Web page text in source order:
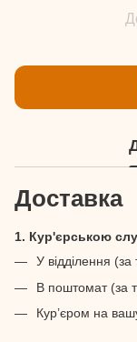
Доставка
1. Кур'єрською
У відділення
В поштомат (за
Кур’єром на